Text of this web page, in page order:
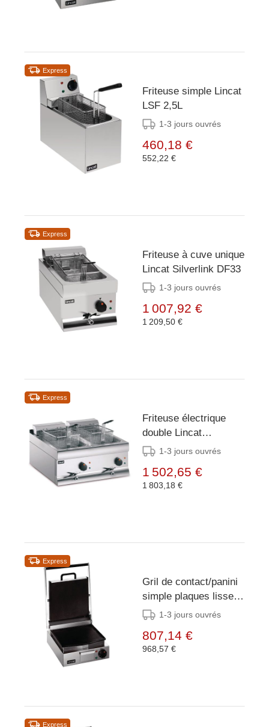
Express
Friteuse simple Lincat
LSF 2,5L
1-3 jours ouvrés
460,18 €
552,22 €
Express
Friteuse à cuve unique
Lincat Silverlink DF33
1-3 jours ouvrés
1 007,92 €
1 209,50 €
Express
Friteuse électrique
double Lincat
Silverlink DF66
1-3 jours ouvrés
1 502,65 €
1 803,18 €
Express
Gril de contact/panini
simple plaques lisses
Lincat Lynx 400
1-3 jours ouvrés
807,14 €
968,57 €
Express